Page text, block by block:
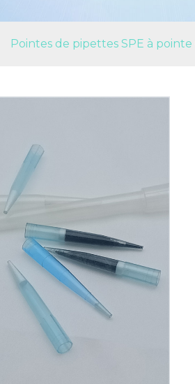
Pointes de pipettes SPE à